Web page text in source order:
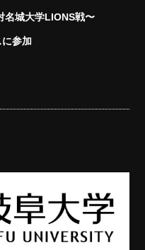
名城大学LIONS戦〜
に参加